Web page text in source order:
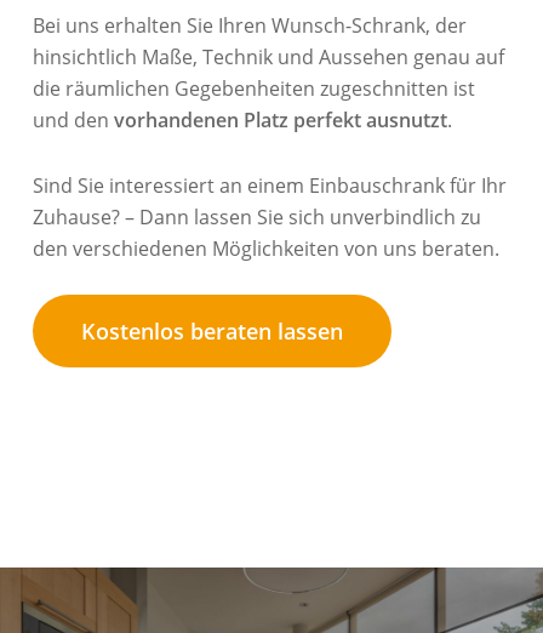
Bei uns erhalten Sie Ihren Wunsch-Schrank, der
hinsichtlich Maße, Technik und Aussehen genau auf
die räumlichen Gegebenheiten zugeschnitten ist
und denvorhandenen Platz perfekt ausnutzt.
Sind Sie interessiert an einem Einbauschrank für Ihr
Zuhause? – Dann lassen Sie sich unverbindlich zu
den verschiedenen Möglichkeiten von uns beraten.
Kostenlos beraten lassen